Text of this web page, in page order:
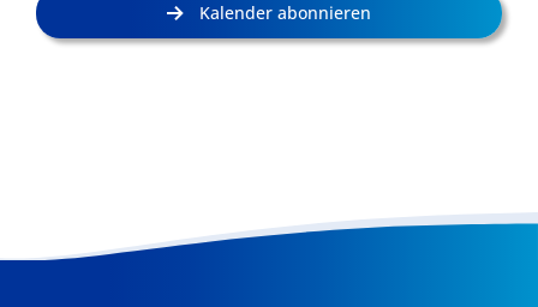
Kalender abonnieren